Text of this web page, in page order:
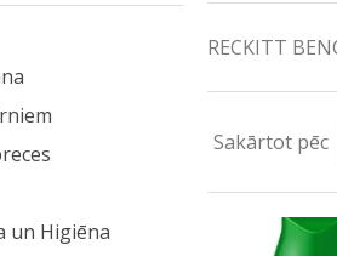
un Higiēna
RECKITT
Sakārtot pēc